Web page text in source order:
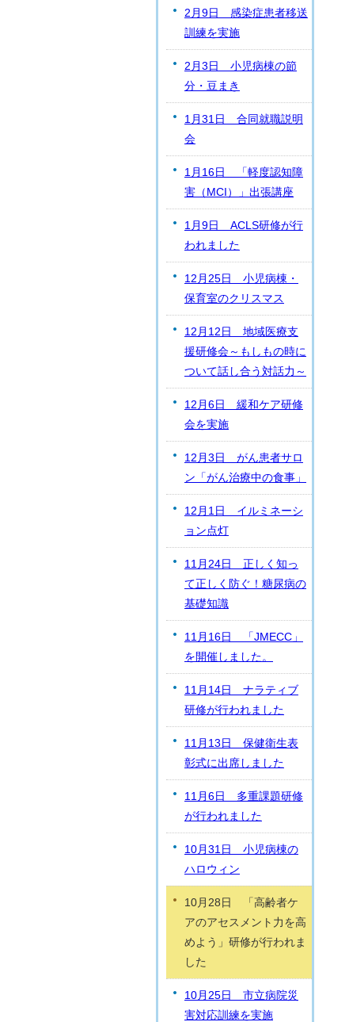
2月9日 感染症患者移送
訓練を実施
2月3日 小児病棟の節
分・豆まき
1月31日 合同就職説明
会
1月16日 「軽度認知障
害（MCI）」出張講座
1月9日 ACLS研修が行
われました
12月25日 小児病棟・
保育室のクリスマス
12月12日 地域医療支
援研修会～もしもの時に
ついて話し合う対話力～
12月6日 緩和ケア研修
会を実施
12月3日 がん患者サロ
ン「がん治療中の食事」
12月1日 イルミネーシ
ョン点灯
11月24日 正しく知っ
て正しく防ぐ！糖尿病の
基礎知識
11月16日 「JMECC」
を開催しました。
11月14日 ナラティブ
研修が行われました
11月13日 保健衛生表
彰式に出席しました
11月6日 多重課題研修
が行われました
10月31日 小児病棟の
ハロウィン
10月28日 「高齢者ケ
アのアセスメント力を高
めよう」研修が行われま
した
10月25日 市立病院災
害対応訓練を実施